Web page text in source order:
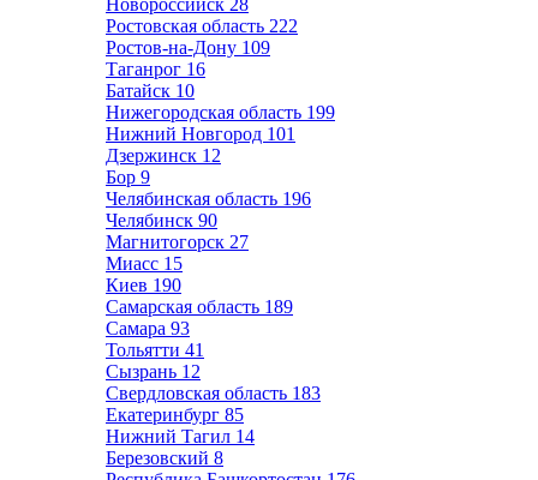
Новороссийск 28
Ростовская область 222
Ростов-на-Дону 109
Таганрог 16
Батайск 10
Нижегородская область 199
Нижний Новгород 101
Дзержинск 12
Бор 9
Челябинская область 196
Челябинск 90
Магнитогорск 27
Миасс 15
Киев 190
Самарская область 189
Самара 93
Тольятти 41
Сызрань 12
Свердловская область 183
Екатеринбург 85
Нижний Тагил 14
Березовский 8